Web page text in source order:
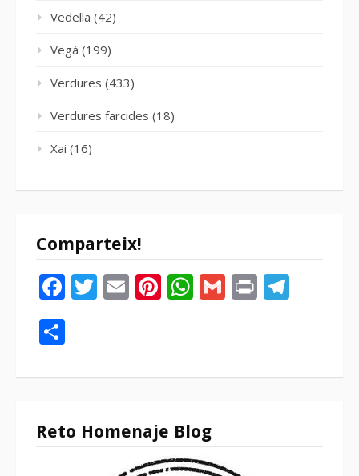
Vedella (42)
Vegà (199)
Verdures (433)
Verdures farcides (18)
Xai (16)
Comparteix!
Facebook
Twitter
EmailPinterest
WhatsApp
Gmail
Print
Reto Homenaje Blog